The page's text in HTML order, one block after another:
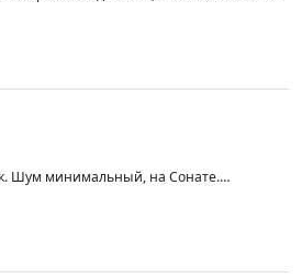
даже в колеее.. Резина мягкая, тихая...
но пока радует... Авто ниссан хтрейл
Шум минимальный, на Сонате.